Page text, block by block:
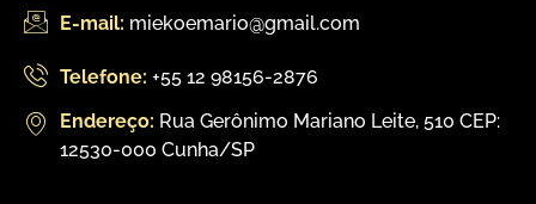
E-mail: miekoemario@gmail.com
Telefone: +55 12 98156-2876
Endereço: Rua Gerônimo Mariano Leite, 510 CEP:
12530-000 Cunha/SP